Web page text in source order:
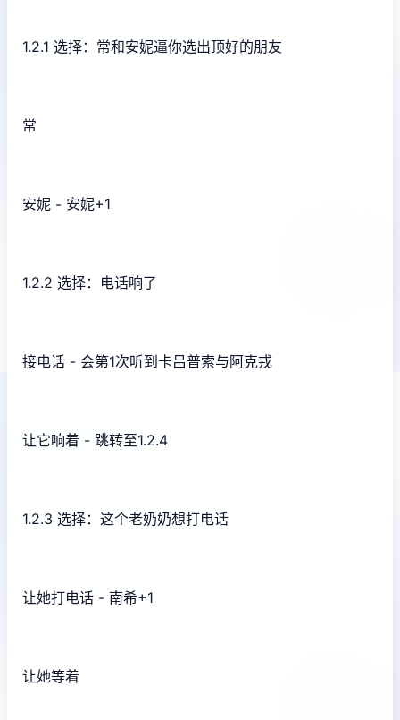
1.2.1 选择：常和安妮逼你选出顶好的朋友
常
安妮 - 安妮+1
1.2.2 选择：电话响了
接电话 - 会第1次听到卡吕普索与阿克戎
让它响着 - 跳转至1.2.4
1.2.3 选择：这个老奶奶想打电话
让她打电话 - 南希+1
让她等着